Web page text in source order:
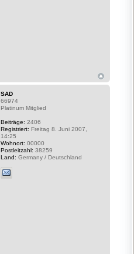
SAD
66974
Platinum Mitglied
Beiträge: 2406
Registriert: Freitag 8. Juni 2007,
14:25
Wohnort: 00000
Postleitzahl: 38259
Land: Germany / Deutschland